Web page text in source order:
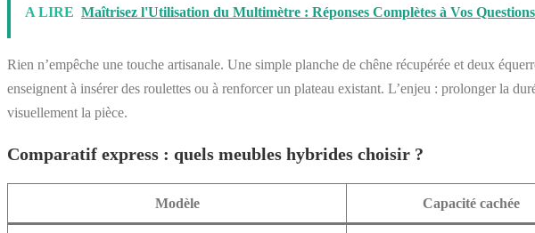
A LIRE Maîtrisez l'Utilisation du Multimètre : Réponses Complètes à Vos Questions
Rien n’empêche une touche artisanale. Une simple planche de chêne récupérée et deux
enseignent à insérer des roulettes ou à renforcer un plateau existant. L’enjeu : prolonger la
visuellement la pièce.
Comparatif express : quels meubles hybrides choisir ?
Modèle Capacité cachée